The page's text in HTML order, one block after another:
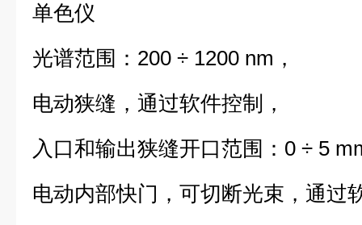
单色仪
光谱范围：200 ÷ 1200 nm，
电动狭缝，通过软件控制，
入口和输出狭缝开口范围：0 ÷ 5
电动内部快门，可切断光束，通过